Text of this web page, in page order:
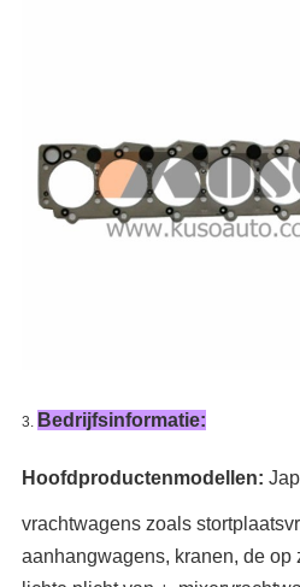
3. Bedrijfsinformatie:
Hoofdproductenmodellen:
vrachtwagens zoals
aanhangwagens, kranen, deop